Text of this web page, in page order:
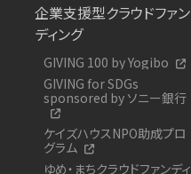
企業支援型クラウドファン
ディング
GIVING 100 by Yogibo
GIVING for SDGs
sponsored by ソニー銀行
ケイズハウスNPO助成プロ
グラム
ゆめ・まちクラウドファンディ